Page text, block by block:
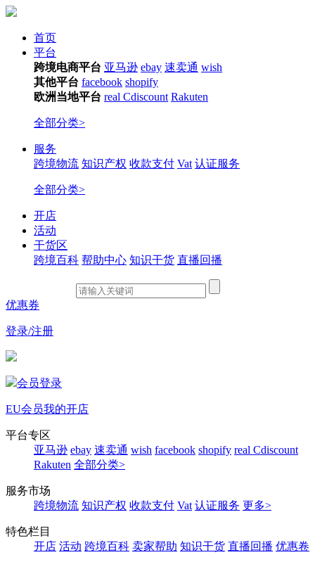
首页
平台
跨境电商平台 亚马逊 ebay 速卖通 wish
其他平台 facebook shopify
欧洲当地平台 real Cdiscount Rakuten
全部分类>
服务
跨境物流 知识产权 收款支付 Vat 认证服务
全部分类>
开店
活动
干货区
跨境百科 帮助中心 知识干货 直播回播
优惠券
登录/注册
会员登录
EU会员我的开店
平台专区
亚马逊 ebay 速卖通 wish facebook shopify real Cdiscount
Rakuten 全部分类>
服务市场
跨境物流 知识产权 收款支付 Vat 认证服务 更多>
特色栏目
开店 活动 跨境百科 卖家帮助 知识干货 直播回播 优惠卷